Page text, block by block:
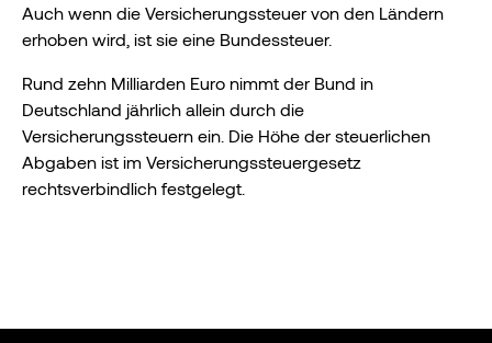
Auch wenn die Versicherungssteuer von den Ländern
erhoben wird, ist sie eine Bundessteuer.
Rund zehn Milliarden Euro nimmt der Bund in
Deutschland jährlich allein durch die
Versicherungssteuern ein. Die Höhe der steuerlichen
Abgaben ist im Versicherungssteuergesetz
rechtsverbindlich festgelegt.